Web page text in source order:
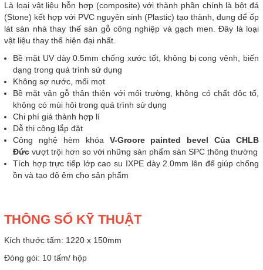
Là loại vật liệu hỗn hợp (composite) với thành phần chính là bột đá
(Stone) kết hợp với PVC nguyên sinh (Plastic) tạo thành, dung để ốp
lát sàn nhà thay thế sàn gỗ công nghiệp và gạch men. Đây là loại
vật liệu thay thế hiện đại nhất.
Bề mặt UV dày 0.5mm chống xước tốt, không bị cong vênh, biến
dạng trong quá trình sử dụng
Không sợ nước, mối mọt
Bề mặt vân gỗ thân thiện với môi trường, không có chất đôc tố,
không có mùi hôi trong quá trình sử dụng
Chi phí giá thành hợp lí
Dễ thi công lắp đặt
Công nghệ hèm khóa V-Groore painted bevel Của CHLB
Đức vượt trội hơn so với những sản phẩm sàn SPC thông thường
Tích hợp trực tiếp lớp cao su IXPE dày 2.0mm lên đế giúp chống
ồn và tạo độ êm cho sản phẩm
THÔNG SỐ KỸ THUẬT
Kích thước tấm: 1220 x 150mm
Đóng gói: 10 tấm/ hộp